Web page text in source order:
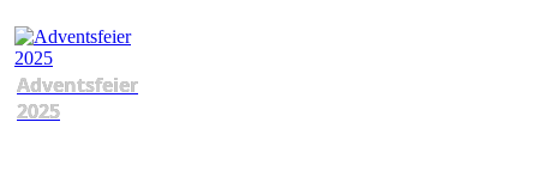
Adventsfeier
2025